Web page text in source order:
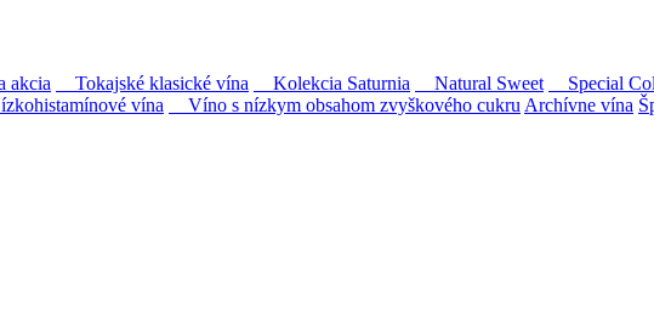
akcia Tokajské klasické vína Kolekcia Saturnia Natural Sweet Special
vína Víno s nízkym obsahom zvyškového cukru Archívne vína